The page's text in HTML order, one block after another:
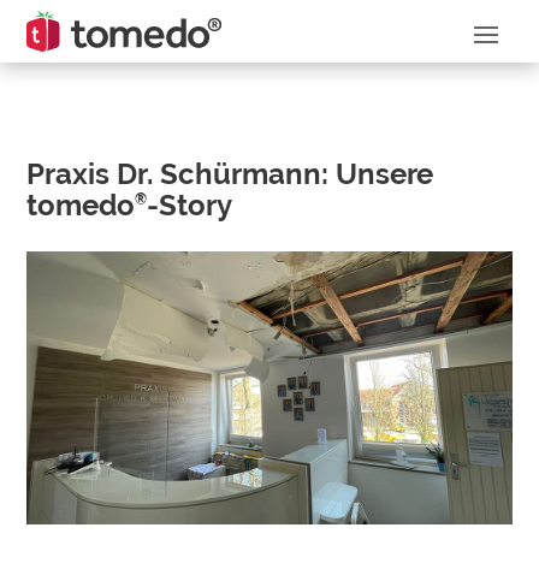
Praxis Dr. Schürmann: Unsere
tomedo®-Story